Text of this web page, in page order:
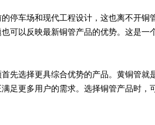
车场和现代工程设计，这也离不开铜
可以反映最新铜管产品的优势。这是一
选择更具综合优势的产品。黄铜管就
足更多用户的需求。选择铜管产品时，